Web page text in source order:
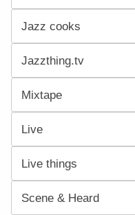
Jazz cooks
Jazzthing.tv
Mixtape
Live
Live things
Scene & Heard